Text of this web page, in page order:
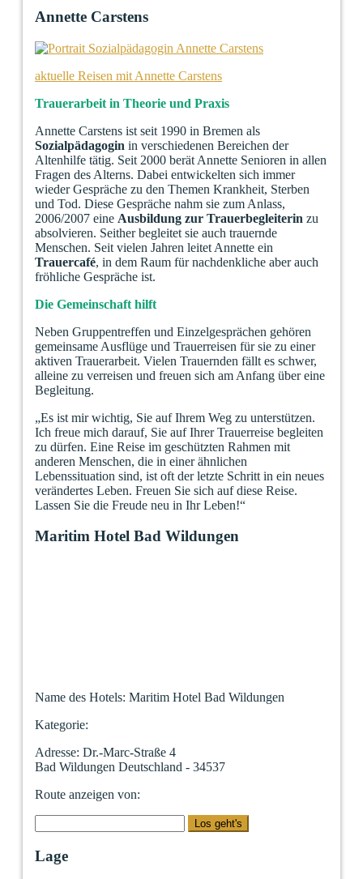
Annette Carstens
aktuelle Reisen mit Annette Carstens
Trauerarbeit in Theorie und Praxis
Annette Carstens ist seit 1990 in Bremen als
Sozialpädagogin in verschiedenen Bereichen der
Altenhilfe tätig. Seit 2000 berät Annette Senioren in allen
Fragen des Alterns. Dabei entwickelten sich immer
wieder Gespräche zu den Themen Krankheit, Sterben
und Tod. Diese Gespräche nahm sie zum Anlass,
2006/2007 eine Ausbildung zur Trauerbegleiterin zu
absolvieren. Seither begleitet sie auch trauernde
Menschen. Seit vielen Jahren leitet Annette ein
Trauercafé, in dem Raum für nachdenkliche aber auch
fröhliche Gespräche ist.
Die Gemeinschaft hilft
Neben Gruppentreffen und Einzelgesprächen gehören
gemeinsame Ausflüge und Trauerreisen für sie zu einer
aktiven Trauerarbeit. Vielen Trauernden fällt es schwer,
alleine zu verreisen und freuen sich am Anfang über eine
Begleitung.
„Es ist mir wichtig, Sie auf Ihrem Weg zu unterstützen.
Ich freue mich darauf, Sie auf Ihrer Trauerreise begleiten
zu dürfen. Eine Reise im geschützten Rahmen mit
anderen Menschen, die in einer ähnlichen
Lebenssituation sind, ist oft der letzte Schritt in ein neues
verändertes Leben. Freuen Sie sich auf diese Reise.
Lassen Sie die Freude neu in Ihr Leben!“
Maritim Hotel Bad Wildungen
Name des Hotels: Maritim Hotel Bad Wildungen
Kategorie:
Adresse: Dr.-Marc-Straße 4
Bad Wildungen Deutschland - 34537
Route anzeigen von:
Lage